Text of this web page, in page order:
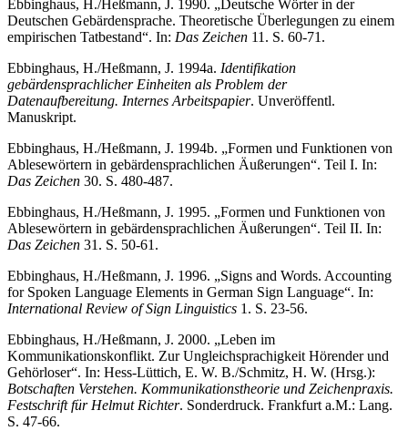
Ebbinghaus, H./Heßmann, J. 1990. „Deutsche Wörter in der
Deutschen Gebärdensprache. Theoretische Überlegungen zu einem
empirischen Tatbestand“. In: Das Zeichen 11. S. 60-71.
Ebbinghaus, H./Heßmann, J. 1994a. Identifikation
gebärdensprachlicher Einheiten als Problem der
Datenaufbereitung. Internes Arbeitspapier. Unveröffentl.
Manuskript.
Ebbinghaus, H./Heßmann, J. 1994b. „Formen und Funktionen von
Ablesewörtern in gebärdensprachlichen Äußerungen“. Teil I. In:
Das Zeichen 30. S. 480-487.
Ebbinghaus, H./Heßmann, J. 1995. „Formen und Funktionen von
Ablesewörtern in gebärdensprachlichen Äußerungen“. Teil II. In:
Das Zeichen 31. S. 50-61.
Ebbinghaus, H./Heßmann, J. 1996. „Signs and Words. Accounting
for Spoken Language Elements in German Sign Language“. In:
International Review of Sign Linguistics 1. S. 23-56.
Ebbinghaus, H./Heßmann, J. 2000. „Leben im
Kommunikationskonflikt. Zur Ungleichsprachigkeit Hörender und
Gehörloser“. In: Hess-Lüttich, E. W. B./Schmitz, H. W. (Hrsg.):
Botschaften Verstehen. Kommunikationstheorie und Zeichenpraxis.
Festschrift für Helmut Richter. Sonderdruck. Frankfurt a.M.: Lang.
S. 47-66.